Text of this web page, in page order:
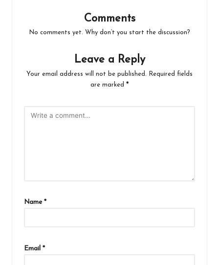
Comments
No comments yet. Why don’t you start the discussion?
Leave a Reply
Your email address will not be published.
Required fields
are marked *
Name *
Email *